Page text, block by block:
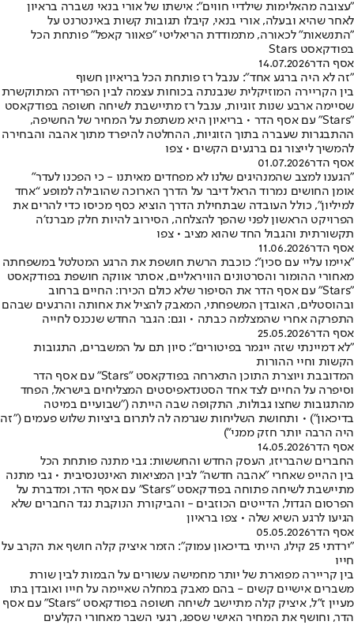
"עצובה מהאלימות שילדיי חווים": אישתו של אורי בנאי נשברה בראיון
לאחר שהיא ובעלה, אורי בנאי, קיבלו תגובות קשות באינטרנט על
"התנשאות" לכאורה, מתמודדת הריאליטי "פאוור קאפל" פותחת הכל
בפודקאסט Stars
אסף הדר14.07.2026
"זה לא היה ברגע אחד": ענבל רז פותחת הכל בריאיון חשוף
בין הקריירה המוזיקלית שנבנתה בכוחות עצמה לבין הפרידה המתוקשרת
שסיימה ארבע שנות זוגיות, ענבל רז מתיישבת לשיחה חשופה בפודקאסט
"Stars" עם אסף הדר • בריאיון היא משתפת על המחיר של החשיפה,
ההתבגרות שעברה בתוך הזוגיות, ההחלטה להיפרד מתוך אהבה והבחירה
להמשיך לייצור גם ברגעים הקשים • צפו
אסף הדר01.07.2026
"הגענו למצב שהמנהיגים שלנו לא מפחדים מאיתנו - כי הפכנו לעדר"
אומן החושים נמרוד הראל דיבר על הדרך הארוכה שהובילה למופע “אחד
למיליון”, כולל העובדה שבתחילת הדרך הוציא כסף מכיסו כדי להרים את
הפרויקט הראשון לפני שהפך להצלחה, הסירוב להיות חלק מברנז’ה
תקשורתית והגבול החד שהוא מציב • צפו
אסף הדר11.06.2026
"איימו עליי עם סכין": כוכבת הרשת חושפת את הרגע המטלטל במשפחתה
מאחורי ההומור והסרטונים הוויראליים, אסתר אווקה חושפת בפודקאסט
"Stars" עם אסף הדר את הסיפור שלא כולם הכירו: החיים ברחוב
ובהוסטלים, האובדן המשפחתי, המאבק להציל את אחותה והרגעים שבהם
התפרקה אחרי שהמצלמה כבתה • וגם: הגבר החדש שנכנס לחייה
אסף הדר25.05.2026
"לא דמיינתי שזה ייגמר בפיטורים": סיון תם על המשברים, התגובות
הקשות וחיי ההורות
המדובבת ויוצרת התוכן התארחה בפודקאסט "Stars" עם אסף הדר
וסיפרה על החיים לצד אחד הסטנדאפיסטים המצליחים בישראל, הפחד
מהתגובות שחצו גבולות, התקופה שבה הייתה ("שבועיים במיטה
בדיכאון") • ותחושת השליחות שגרמה לה לתרום ביציות שלוש פעמים ("זה
היה הרבה יותר חזק ממני")
אסף הדר14.05.2026
החברים שהבריזו, העסק החדש והחששות: גבי מתנה פותחת הכל
בין ההייפ שאחרי "אהבה חדשה" לבין המציאות האינטנסיבית • גבי מתנה
מתיישבת לשיחה פתוחה בפודקאסט "Stars" עם אסף הדר, ומדברת על
הפרסום הגדול, הדייטים הכוזבים - והביקורת הנוקבת נגד החברים שלא
הגיעו לרגע השיא שלה • צפו בראיון
אסף הדר05.05.2026
"ירדתי 25 קילו, הייתי בדיכאון עמוק": הזמר איציק קלה חושף את הקרב על
חייו
בין קריירה מפוארת של יותר מחמישה עשורים על הבמות לבין שורת
משברים אישיים קשים - בהם מאבק במחלה שאיימה על חייו ואובדן בתו
מעיין ז"ל, איציק קלה מתיישב לשיחה חשופה בפודקאסט “Stars” עם אסף
הדר, וחושף את המחיר האישי שספג, רגעי השבר מאחורי הקלעים